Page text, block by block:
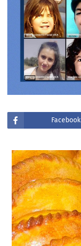
Facebook